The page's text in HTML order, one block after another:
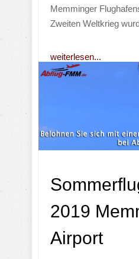
Memminger
Zweiten Weltkrieg
weiterlesen...
2019
Airport